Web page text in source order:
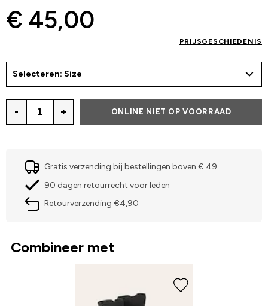
€ 45,00
PRIJSGESCHIEDENIS
Selecteren: Size
- + ONLINE NIET OP VOORRAAD
Gratis verzending bij bestellingen boven € 49
90 dagen retourrecht voor leden
Retourverzending €4,90
Combineer met